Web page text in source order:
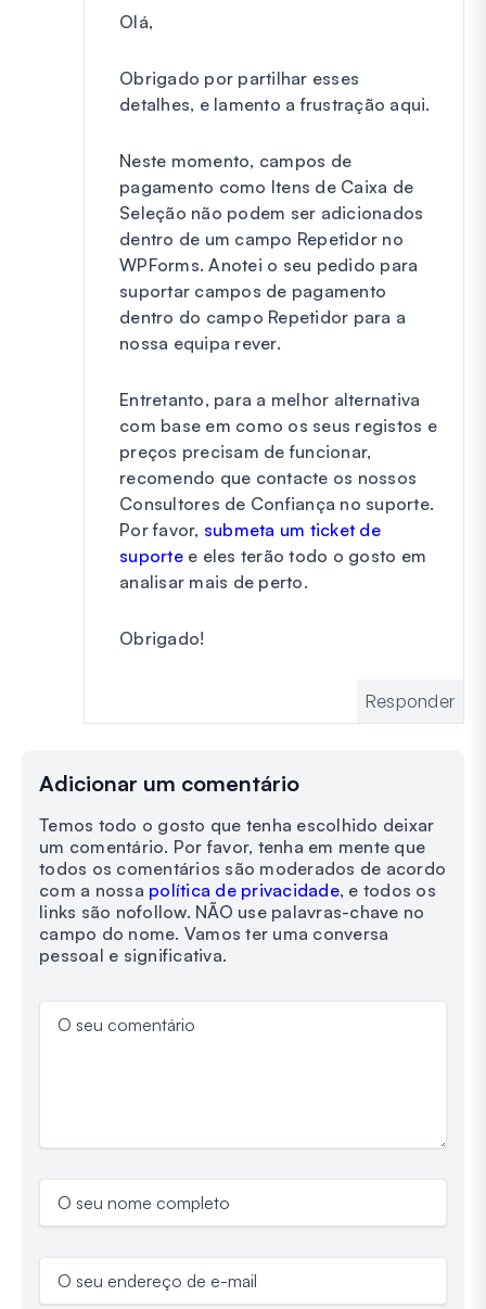
Olá,
Obrigado por partilhar esses
detalhes, e lamento a frustração aqui.
Neste momento, campos de
pagamento como Itens de Caixa de
Seleção não podem ser adicionados
dentro de um campo Repetidor no
WPForms. Anotei o seu pedido para
suportar campos de pagamento
dentro do campo Repetidor para a
nossa equipa rever.
Entretanto, para a melhor alternativa
com base em como os seus registos e
preços precisam de funcionar,
recomendo que contacte os nossos
Consultores de Confiança no suporte.
Por favor, submeta um ticket de
suportee eles terão todo o gosto em
analisar mais de perto.
Obrigado!
Responder
Adicionar um comentário
Temos todo o gosto que tenha escolhido deixar
um comentário. Por favor, tenha em mente que
todos os comentários são moderados de acordo
com a nossa política de privacidade, e todos os
links são nofollow. NÃO use palavras-chave no
campo do nome. Vamos ter uma conversa
pessoal e significativa.
O seu comentário
O seu nome completo
O seu endereço de e-mail